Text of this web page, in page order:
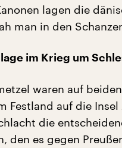
lagen die
man in den
im Krieg um
waren auf
Festland auf die
die
den es gegen